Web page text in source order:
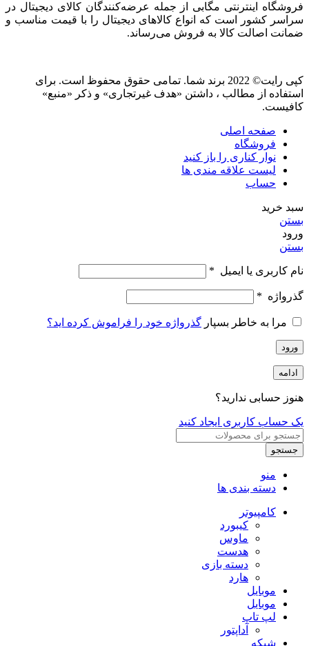
فروشگاه اینترنتی مگابی از جمله عرضه‌کنندگان کالای دیجیتال در
سراسر کشور است که انواع کالاهای دیجیتال را با قیمت مناسب و
ضمانت اصالت کالا به فروش می‌رساند.
کپی رایت© 2022 برند شما. تمامی حقوق محفوظ است. برای
استفاده از مطالب ، داشتن «هدف غیرتجاری» و ذکر «منبع»
کافیست.
صفحه اصلی
فروشگاه
نوار کناری را باز کنید
لیست علاقه مندی ها
حساب
سبد خرید
بستن
ورود
بستن
نام کاربری یا ایمیل *
گذرواژه *
مرا به خاطر بسپار گذرواژه خود را فراموش کرده اید؟
ورود
ادامه
هنوز حسابی ندارید؟
یک حساب کاربری ایجاد کنید
جستجو
منو
دسته بندی ها
کامپیوتر
کیبورد
ماوس
هدست
دسته بازی
هارد
موبایل
موبایل
لپ تاپ
آداپتور
شبکه